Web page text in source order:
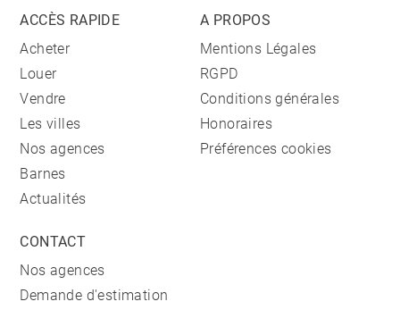
ACCÈS RAPIDE
Acheter
Louer
Vendre
Les villes
Nos agences
Barnes
Actualités
A PROPOS
Mentions Légales
RGPD
Conditions générales
Honoraires
Préférences cookies
CONTACT
Nos agences
Demande d'estimation